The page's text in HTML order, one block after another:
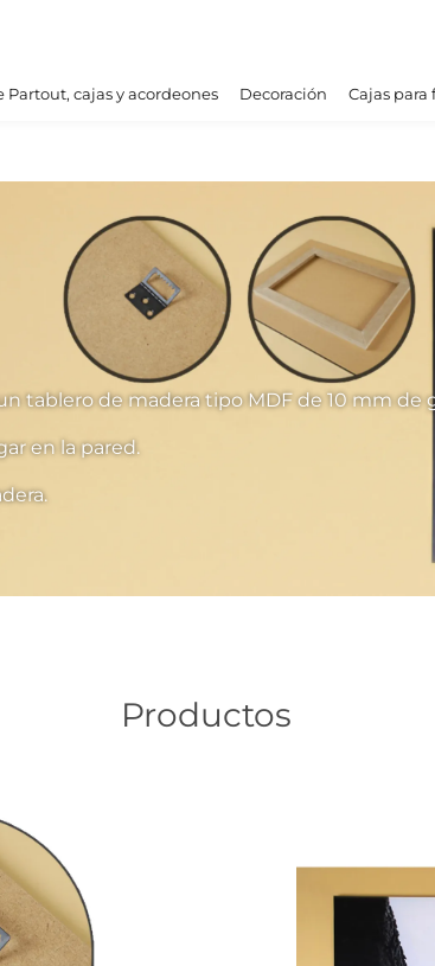
Partout, cajas y acordeones Decoración Cajas para
tablero de madera tipo MDF de 10 mm de
en la pared.
Productos